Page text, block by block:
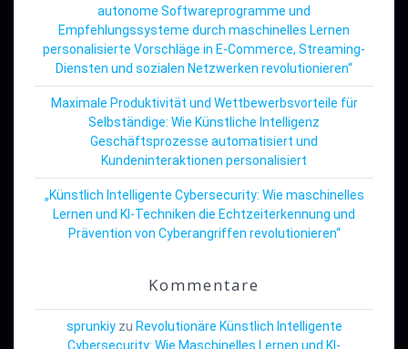
autonome Softwareprogramme und
Empfehlungssysteme durch maschinelles Lernen
personalisierte Vorschläge in E-Commerce, Streaming-
Diensten und sozialen Netzwerken revolutionieren“
Maximale Produktivität und Wettbewerbsvorteile für
Selbständige: Wie Künstliche Intelligenz
Geschäftsprozesse automatisiert und
Kundeninteraktionen personalisiert
„Künstlich Intelligente Cybersecurity: Wie maschinelles
Lernen und KI-Techniken die Echtzeiterkennung und
Prävention von Cyberangriffen revolutionieren“
Kommentare
sprunkiyzu Revolutionäre Künstlich Intelligente
Cybersecurity: Wie Maschinelles Lernen und KI-